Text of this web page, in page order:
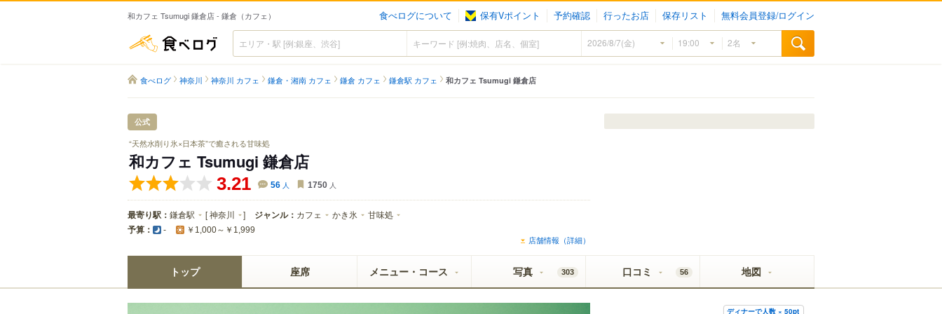
和カフェ Tsumugi 鎌倉店 - 鎌倉（カフェ） 食べログについて 保有Vポイント 予約確認 行ったお店 保存リスト 無料会員登録/ログイン
食べログ
食べログ 神奈川 神奈川 カフェ 鎌倉・湘南 カフェ 鎌倉 カフェ 鎌倉駅 カフェ 和カフェ Tsumugi 鎌倉店
公式
“天然水削り氷×日本茶”で癒される甘味処
和カフェ Tsumugi 鎌倉店
3.21 56 人 1750 人
最寄り駅： 鎌倉駅 [神奈川 ] ジャンル： カフェ かき氷 甘味処
予算： - ￥1,000～￥1,999
店舗情報（詳細）
トップ 座席 メニュー・コース 写真 303 口コミ 56 地図
ディナーで人数 × 50pt